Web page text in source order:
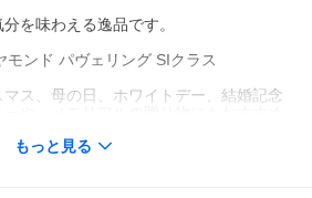
を味わえる逸品です。
ンド パヴェリング SIクラス
ス、母の日、ホワイトデー、結婚記念
もっと見る